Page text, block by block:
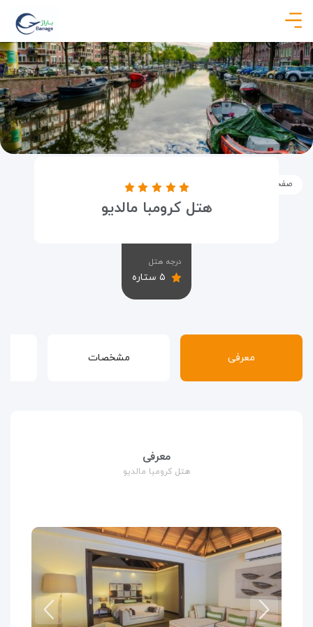
صفحه نخست اقامتگاه ها هتل کرومبا مالدیو
هتل کرومبا مالدیو
درجه هتل
معرفی مشخصات
معرفی
هتل کرومبا مالدیو